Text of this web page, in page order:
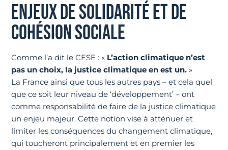
ENJEUX DE SOLIDARITÉ ET DE
COHÉSION SOCIALE
Comme l’a dit le CESE : « L’action climatique n’est
pas un choix, la justice climatique en est un. »
La France ainsi que tous les autres pays – et cela quel
que ce soit leur niveau de ‘développement’ – ont
comme responsabilité de faire de la justice climatique
un enjeu majeur. Cette notion vise à atténuer et
limiter les conséquences du changement climatique,
qui toucheront principalement et en premier les